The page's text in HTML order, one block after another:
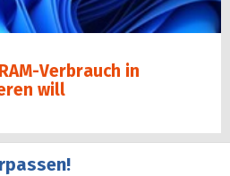
Verbrauch in
will